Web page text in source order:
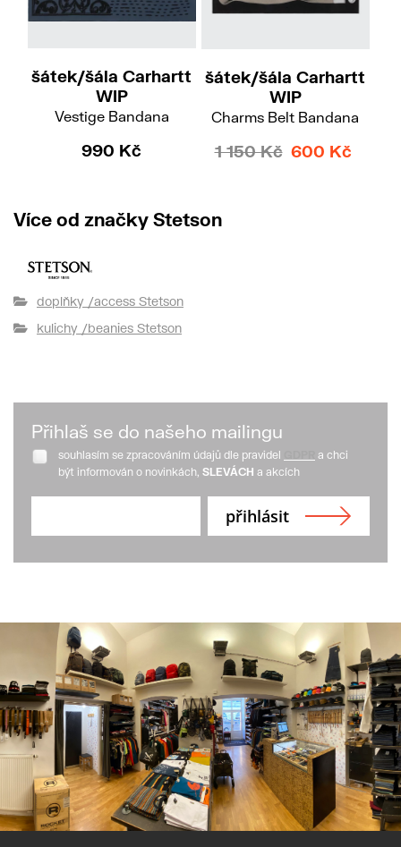
šátek/šála Carhartt
WIP
Vestige Bandana
990 Kč
šátek/šála Carhartt
WIP
Charms Belt Bandana
1 150 Kč 600 Kč
Více od značky Stetson
doplňky /access Stetson
kulichy /beanies Stetson
Přihlaš se do našeho mailingu
souhlasím se zpracováním údajů dle pravidel
a chci
být informován o novinkách, SLEVÁCH a akcích